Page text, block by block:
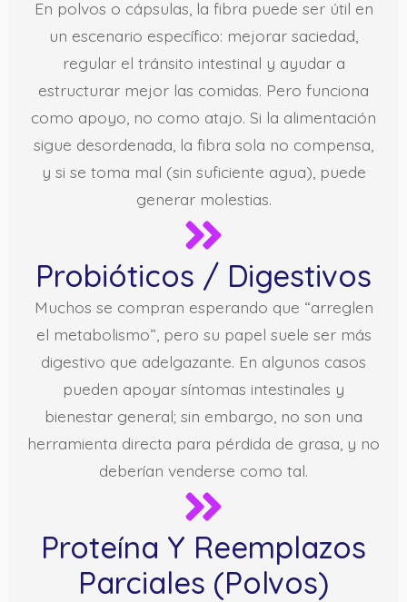
En polvos o cápsulas, la fibra puede ser útil en
un escenario específico: mejorar saciedad,
regular el tránsito intestinal y ayudar a
estructurar mejor las comidas. Pero funciona
como apoyo, no como atajo. Si la alimentación
sigue desordenada, la fibra sola no compensa,
y si se toma mal (sin suficiente agua), puede
generar molestias.
Probióticos / Digestivos
Muchos se compran esperando que “arreglen
el metabolismo”, pero su papel suele ser más
digestivo que adelgazante. En algunos casos
pueden apoyar síntomas intestinales y
bienestar general; sin embargo, no son una
herramienta directa para pérdida de grasa, y no
deberían venderse como tal.
Proteína Y Reemplazos
Parciales (polvos)